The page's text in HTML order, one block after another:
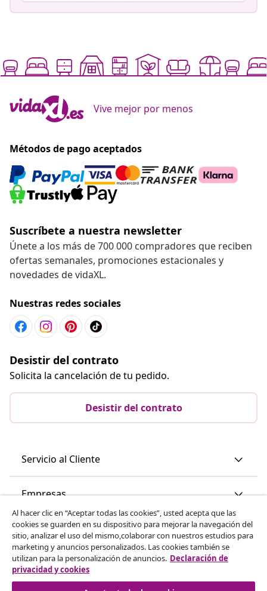
Vive mejor por menos
Métodos de pago aceptados
Suscríbete a nuestra newsletter
Únete a los más de 700 000 compradores que reciben
ofertas semanales, promociones estacionales y
novedades de vidaXL.
Nuestras redes sociales
Desistir del contrato
Solicita la cancelación de tu pedido.
Desistir del contrato
Servicio al Cliente
Empresas
vidaXL
Descubre mas
Al hacer clic en “Aceptar todas las cookies”, usted acepta que las
cookies se guarden en su dispositivo para mejorar la navegación del
sitio, analizar el uso del mismo,colaborar con nuestros estudios para
marketing y anuncios personalizados. Las cookies también se
utilizan para la personalización de anuncios. Declaración de
privacidad y cookies